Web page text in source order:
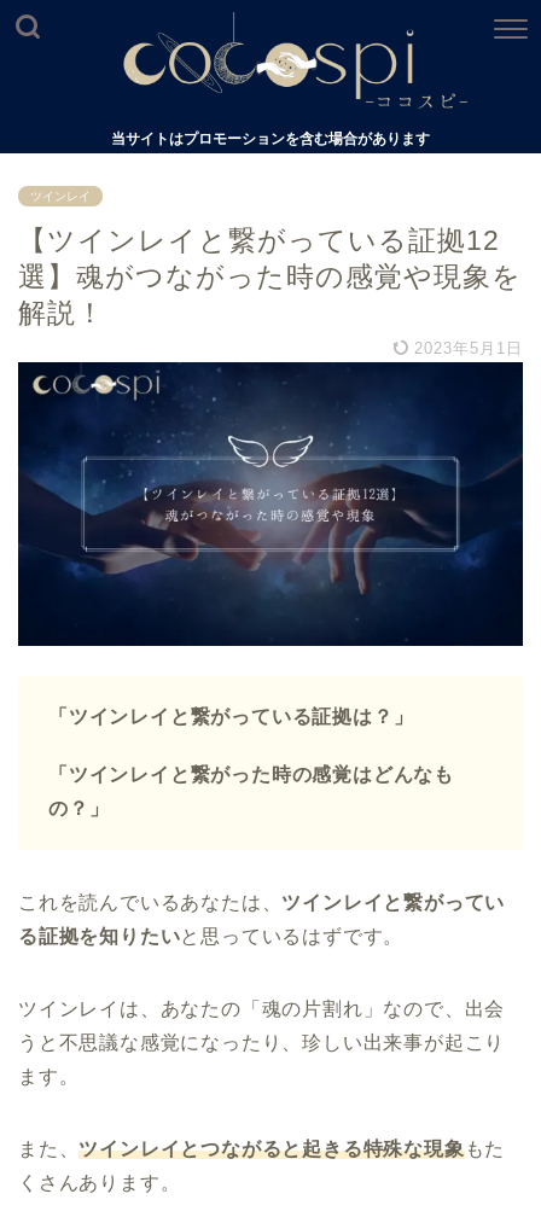
当サイトはプロモーションを含む場合があります
ツインレイ
【ツインレイと繋がっている証拠12
選】魂がつながった時の感覚や現象を
解説！
2023年5月1日
「ツインレイと繋がっている証拠は？」
「ツインレイと繋がった時の感覚はどんなも
の？」
これを読んでいるあなたは、 ツインレイと繋がってい
る証拠を知りたいと思っているはずです。
ツインレイは、あなたの「魂の片割れ」なので、出会
うと不思議な感覚になったり、珍しい出来事が起こり
ます。
また、ツインレイとつながると起きる特殊な現象もた
くさんあります。